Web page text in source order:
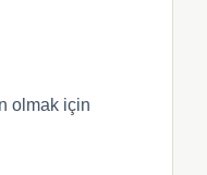
olmak için